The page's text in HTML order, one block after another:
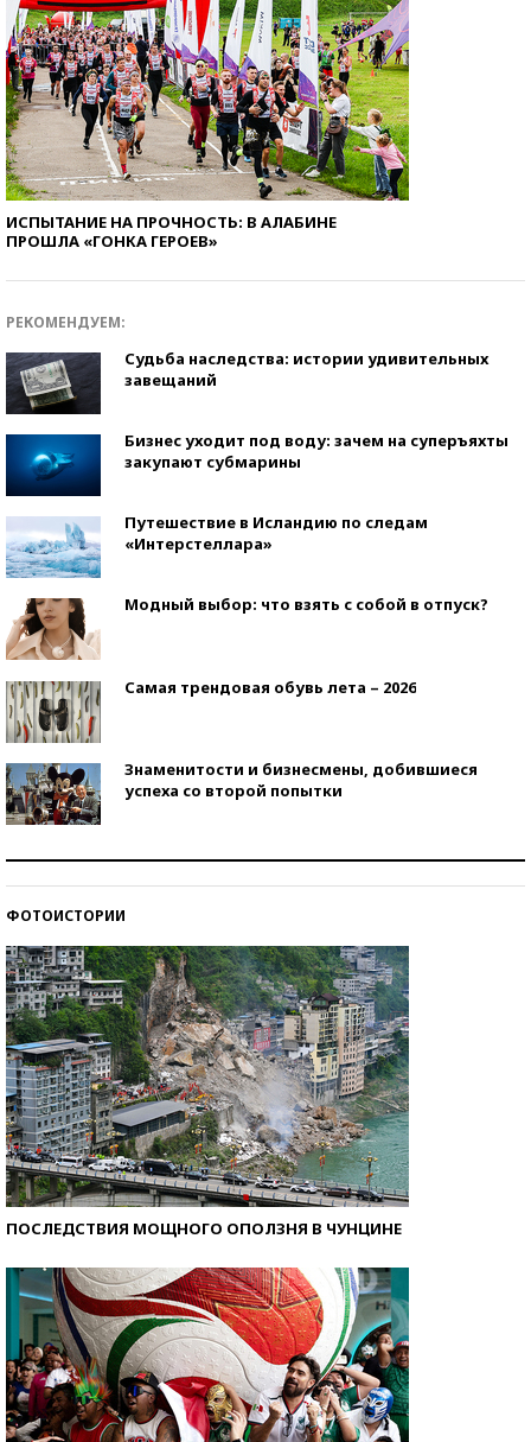
ИСПЫТАНИЕ НА ПРОЧНОСТЬ: В АЛАБИНЕ
ПРОШЛА «ГОНКА ГЕРОЕВ»
РЕКОМЕНДУЕМ:
Судьба наследства: истории удивительных
завещаний
Бизнес уходит под воду: зачем на суперъяхты
закупают субмарины
Путешествие в Исландию по следам
«Интерстеллара»
Модный выбор: что взять с собой в отпуск?
Самая трендовая обувь лета – 2026
Знаменитости и бизнесмены, добившиеся
успеха со второй попытки
ФОТОИСТОРИИ
ПОСЛЕДСТВИЯ МОЩНОГО ОПОЛЗНЯ В ЧУНЦИНЕ